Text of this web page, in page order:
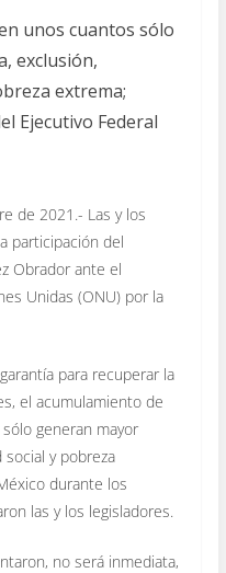
unos cuantos sólo
exclusión,
extrema;
Ejecutivo Federal
de 2021.- Las y los
participación del
Obrador ante el
Unidas (ONU) por la
para recuperar la
el acumulamiento de
generan mayor
social y pobreza
durante los
las y los legisladores.
no será inmediata,